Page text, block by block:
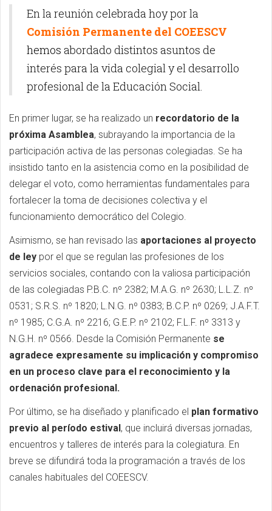
En la reunión celebrada hoy por la
Comisión Permanente del COEESCV
hemos abordado distintos asuntos de
interés para la vida colegial y el desarrollo
profesional de la Educación Social.
En primer lugar, se ha realizado un recordatorio de la
próxima Asamblea, subrayando la importancia de la
participación activa de las personas colegiadas. Se ha
insistido tanto en la asistencia como en la posibilidad de
delegar el voto, como herramientas fundamentales para
fortalecer la toma de decisiones colectiva y el
funcionamiento democrático del Colegio.
Asimismo, se han revisado las aportaciones al proyecto
de ley por el que se regulan las profesiones de los
servicios sociales, contando con la valiosa participación
de las colegiadas P.B.C. nº 2382; M.A.G. nº 2630; L.L.Z. nº
0531; S.R.S. nº 1820; L.N.G. nº 0383; B.C.P. nº 0269; J.A.F.T.
nº 1985; C.G.A. nº 2216; G.E.P. nº 2102; F.L.F. nº 3313 y
N.G.H. nº 0566. Desde la Comisión Permanente se
agradece expresamente su implicación y compromiso
en un proceso clave para el reconocimiento y la
ordenación profesional.
Por último, se ha diseñado y planificado el plan formativo
previo al período estival, que incluirá diversas jornadas,
encuentros y talleres de interés para la colegiatura. En
breve se difundirá toda la programación a través de los
canales habituales del COEESCV.